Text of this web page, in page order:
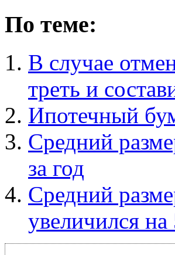
По теме:
В случае
треть и
Ипотечный
Средний
за год
Средний
увеличился